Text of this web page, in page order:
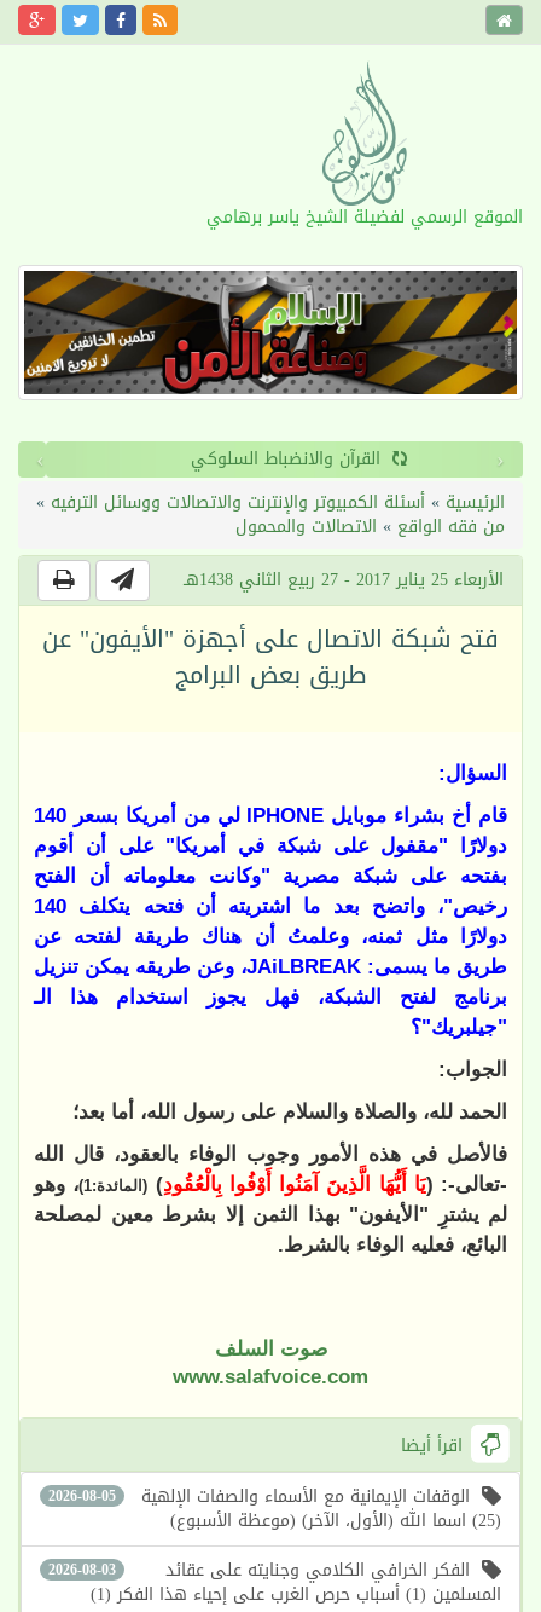
الموقع الرسمي لفضيلة الشيخ ياسر برهامي
القرآن والانضباط السلوكي ‹
›
الرئيسية »أسئلة الكمبيوتر والإنترنت والاتصالات ووسائل الترفيه »
من فقه الواقع » الاتصالات والمحمول
الأربعاء 25 يناير 2017 - 27 ربيع الثاني 1438هـ
فتح شبكة الاتصال على أجهزة "الأيفون" عن
طريق بعض البرامج
السؤال:
قام أخ بشراء موبايل IPHONE
لي من أمريكا بسعر 140
دولارًا "مقفول على شبكة في أمريكا" على أن أقوم
بفتحه على شبكة مصرية "وكانت معلوماته أن الفتح
رخيص"، واتضح بعد ما اشتريته أن فتحه يتكلف 140
دولارًا مثل ثمنه، وعلمتُ أن هناك طريقة لفتحه عن
طريق ما يسمى: JAiLBREAK، وعن طريقه يمكن تنزيل
برنامج لفتح الشبكة، فهل يجوز استخدام هذا الـ
"جيلبريك"؟
الجواب:
الحمد لله، والصلاة والسلام على رسول الله، أما بعد؛
فالأصل في هذه الأمور وجوب الوفاء بالعقود، قال الله
-تعالى-: (يَا أَيُّهَا الَّذِينَ آمَنُوا أَوْفُوا بِالْعُقُودِ) (المائدة:1)
، وهو
لم يشترِ "الأيفون" بهذا الثمن إلا بشرط معين لمصلحة
البائع، فعليه الوفاء بالشرط.
صوت السلف
www.salafvoice.com
اقرأ أيضا
2026-08-05 الوقفات الإيمانية مع الأسماء والصفات الإلهية
(25) اسما الله (الأول، الآخر) (موعظة الأسبوع)
2026-08-03 الفكر الخرافي الكلامي وجنايته على عقائد
المسلمين (1) أسباب حرص الغرب على إحياء هذا الفكر (1)